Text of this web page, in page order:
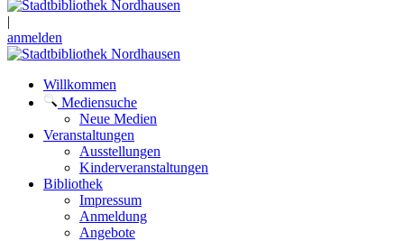
|
anmelden
Willkommen
Mediensuche
Neue Medien
Veranstaltungen
Ausstellungen
Kinderveranstaltungen
Bibliothek
Impressum
Anmeldung
Angebote